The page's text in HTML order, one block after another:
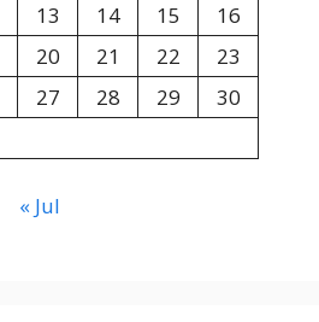
13 14 15
16
20 21 22
23
27 28 29
30
« Jul